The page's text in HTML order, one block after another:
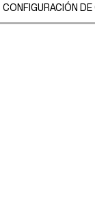
CONFIGURACIÓN